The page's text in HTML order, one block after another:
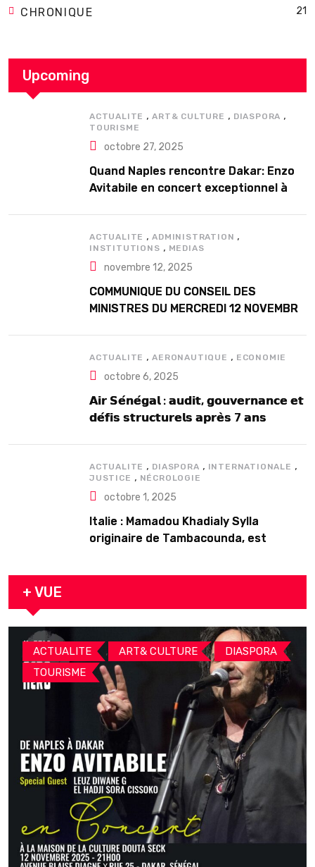
CHRONIQUE 21
Upcoming
ACTUALITE ,ART& CULTURE , DIASPORA ,
TOURISME
octobre 27, 2025
Quand Naples rencontre Dakar: Enzo
Avitabile en concert exceptionnel à
ACTUALITE ,ADMINISTRATION ,
INSTITUTIONS , MEDIAS
novembre 12, 2025
COMMUNIQUE DU CONSEIL DES
MINISTRES DU MERCREDI 12 NOVEMBRE
ACTUALITE ,AERONAUTIQUE , ECONOMIE
octobre 6, 2025
𝗔𝗶𝗿 𝗦𝗲́𝗻𝗲́𝗴𝗮𝗹 : 𝗮𝘂𝗱𝗶𝘁, 𝗴𝗼𝘂𝘃𝗲𝗿𝗻𝗮𝗻𝗰𝗲 𝗲𝘁
𝗱𝗲́𝗳𝗶𝘀 𝘀𝘁𝗿𝘂𝗰𝘁𝘂𝗿𝗲𝗹𝘀 𝗮𝗽𝗿𝗲̀𝘀 7 𝗮𝗻𝘀
ACTUALITE , DIASPORA , INTERNATIONALE ,
JUSTICE , NÉCROLOGIE
octobre 1, 2025
Italie : Mamadou Khadialy Sylla
originaire de Tambacounda, est
arrestation
+ VUE
ACTUALITE , ART& CULTURE , DIASPORA ,
TOURISME